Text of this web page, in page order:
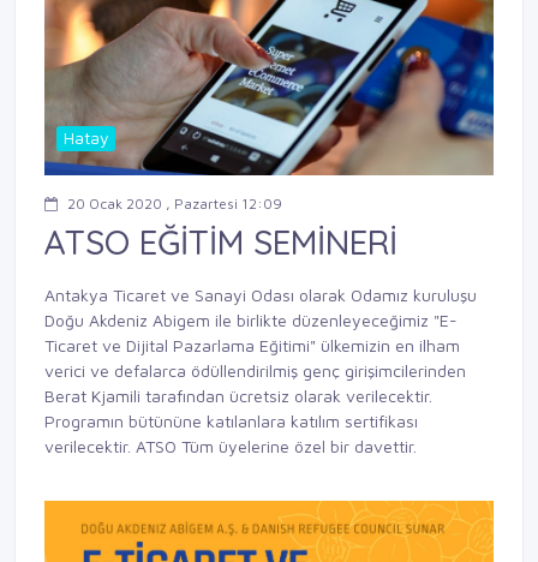
Hatay
20 Ocak 2020 , Pazartesi 12:09
ATSO EĞİTİM SEMİNERİ
Antakya Ticaret ve Sanayi Odası olarak Odamız kuruluşu
Doğu Akdeniz Abigem ile birlikte düzenleyeceğimiz "E-
Ticaret ve Dijital Pazarlama Eğitimi" ülkemizin en ilham
verici ve defalarca ödüllendirilmiş genç girişimcilerinden
Berat Kjamili tarafından ücretsiz olarak verilecektir.
Programın bütününe katılanlara katılım sertifikası
verilecektir. ATSO Tüm üyelerine özel bir davettir.